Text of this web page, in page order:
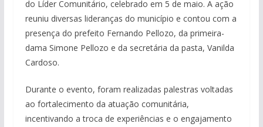
do Líder Comunitário, celebrado em 5 de maio. A ação
reuniu diversas lideranças do município e contou com a
presença do prefeito Fernando Pellozo, da primeira-
dama Simone Pellozo e da secretária da pasta, Vanilda
Cardoso.
Durante o evento, foram realizadas palestras voltadas
ao fortalecimento da atuação comunitária,
incentivando a troca de experiências e o engajamento